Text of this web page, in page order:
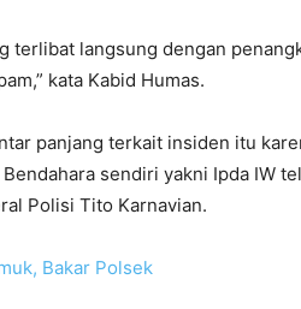
terlibat langsung dengan
kata Kabid Humas.
panjang terkait insiden itu
sendiri yakni Ipda IW
Polisi Tito Karnavian.
Bakar Polsek